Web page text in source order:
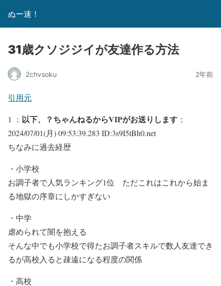
ぬー速！
31歳クソジジイが友達作る方法
2chvsoku 2年前
引用元
1 ： 以下、？ちゃんねるからVIPがお送りします ：
2024/07/01(月) 09:53:39.283 ID:3s9I5tBh0.net
ちなみに過去経歴
・小学校
お調子者で人気ランキング1位 ただこれはこれから始ま
る地獄の序章にしかすぎない
・中学
虐められて闇を抱える
そんな中でも小学校で得たお調子者スキルで数人友達でき
るが高校入ると疎遠になる程度の関係
・高校